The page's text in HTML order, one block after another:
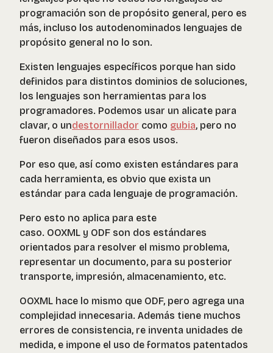
programación son de propósito general, pero es
más, incluso los autodenominados lenguajes de
propósito general no lo son.
Existen lenguajes específicos porque han sido
definidos para distintos dominios de soluciones,
los lenguajes son herramientas para los
programadores. Podemos usar un alicate para
clavar, o undestornillador como gubia, pero no
fueron diseñados para esos usos.
Por eso que, así como existen estándares para
cada herramienta, es obvio que exista un
estándar para cada lenguaje de programación.
Pero esto no aplica para este
caso. OOXML y ODF son dos estándares
orientados para resolver el mismo problema,
representar un documento, para su posterior
transporte, impresión, almacenamiento, etc.
OOXML hace lo mismo que ODF, pero agrega una
complejidad innecesaria. Además tiene muchos
errores de consistencia, re inventa unidades de
medida, e impone el uso de formatos patentados